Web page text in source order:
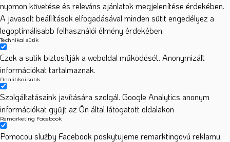
nyomon követése és releváns ajánlatok megjelenítése érdekében.
A javasolt beállítások elfogadásával minden sütit engedélyez a
legoptimálisabb felhasználói élmény érdekében.
Technikai sütik
Ezek a sütik biztosítják a weboldal működését. Anonymizált
információkat tartalmaznak.
Analitikai sütik
Szolgáltatásaink javítására szolgál. Google Analytics anonym
információkat gyűjt az Ön által látogatott oldalakon
Remarketing Facebook
Pomocou služby Facebook poskytujeme remarktingovú reklamu,